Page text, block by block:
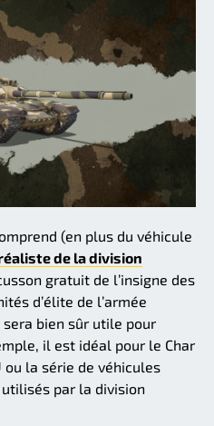
(en plus du véhicule
de la division
gratuit de l’insigne des
d’élite de l’armée
bien sûr utile pour
il est idéal pour le Char
la série de véhicules
par la division